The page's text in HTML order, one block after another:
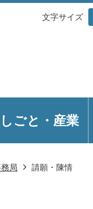
文字サイズ
しごと・産業
局 請願・陳情